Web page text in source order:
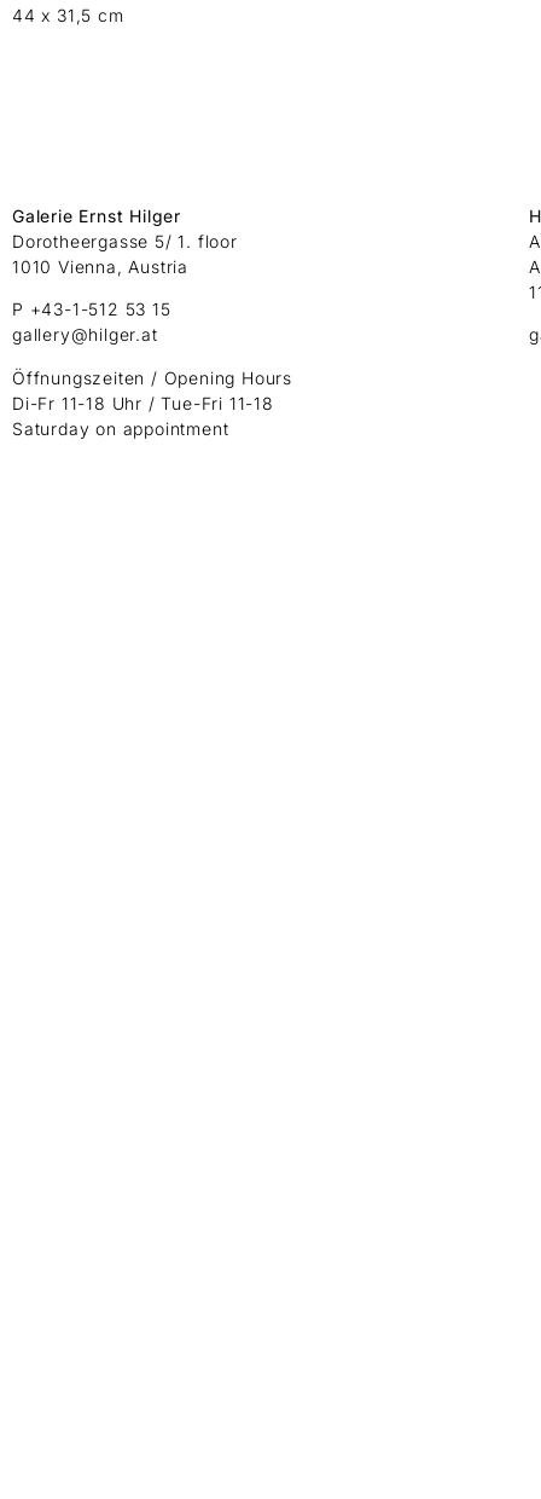
44 x 31,5 cm
Galerie Ernst Hilger
Dorotheergasse 5/ 1. floor
1010 Vienna, Austria
P +43-1-512 53 15
gallery@hilger.at
Öffnungszeiten / Opening Hours
Di-Fr 11-18 Uhr / Tue-Fri 11-18
Saturday on appointment